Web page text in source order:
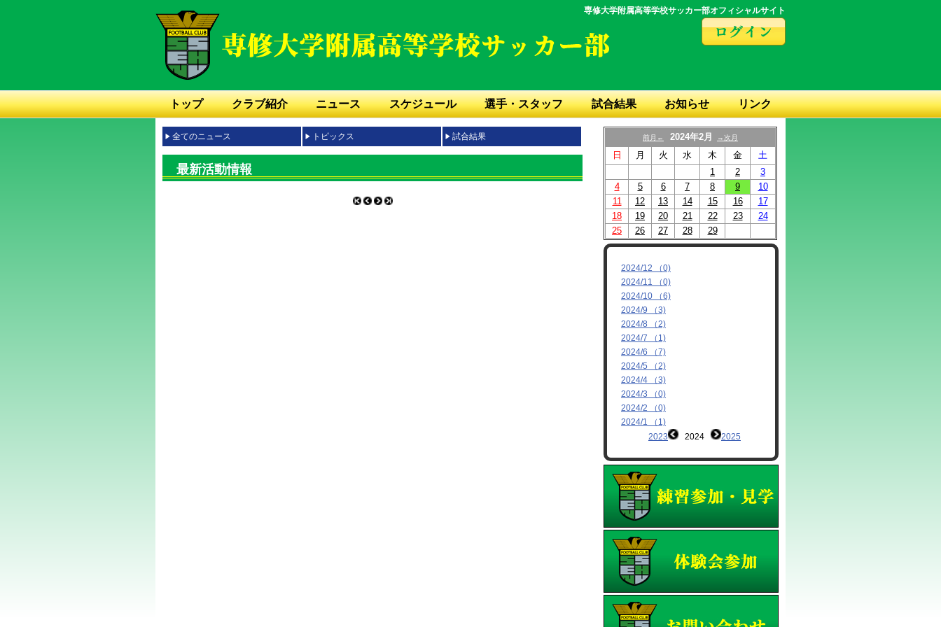
専修大学附属高等学校サッカー部オフィシャルサイト
トップ クラブ紹介 ニュース スケジュール 選手・スタッフ 試合結果 お知らせ リンク
全てのニュース トピックス 試合結果
最新活動情報
前月← 2024年2月 →次月
日 月 火 水 木 金
土
1
2
3
4
5 6 7 8 9
10
11
12 13 14 15 16
17
18
19 20 21 22 23
24
25
26 27 28 29
2024/12 （0)
2024/11 （0)
2024/10 （6)
2024/9 （3)
2024/8 （2)
2024/7 （1)
2024/6 （7)
2024/5 （2)
2024/4 （3)
2024/3 （0)
2024/2 （0)
2024/1 （1)
2023
2024 2025